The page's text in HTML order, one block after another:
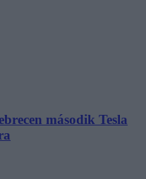
második Tesla